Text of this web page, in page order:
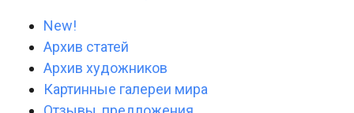
New!
Архив статей
Архив художников
Картинные галереи мира